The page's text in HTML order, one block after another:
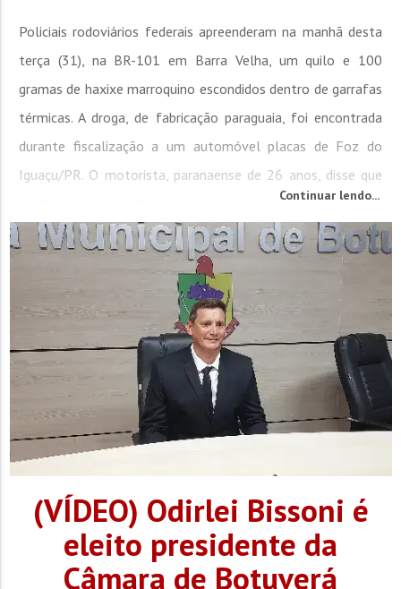
Policiais rodoviários federais apreenderam na manhã desta
terça (31), na BR-101 em Barra Velha, um quilo e 100
gramas de haxixe marroquino escondidos dentro de garrafas
térmicas. A droga, de fabricação paraguaia, foi encontrada
durante fiscalização a um automóvel placas de Foz do
Iguaçu/PR. O motorista, paranaense de 26 anos, disse que
receberia pagamento para levar o entorpecente até
Balneário...
Continuar lendo...
(VÍDEO) Odirlei Bissoni é
eleito presidente da
Câmara de Botuverá